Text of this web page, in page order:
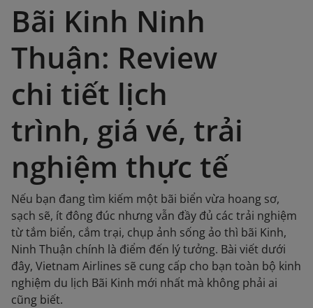
Bãi Kinh Ninh
Thuận: Review
chi tiết lịch
trình, giá vé, trải
nghiệm thực tế
Nếu bạn đang tìm kiếm một bãi biển vừa hoang sơ,
sạch sẽ, ít đông đúc nhưng vẫn đầy đủ các trải nghiệm
từ tắm biển, cắm trại, chụp ảnh sống ảo thì bãi Kinh,
Ninh Thuận chính là điểm đến lý tưởng. Bài viết dưới
đây, Vietnam Airlines sẽ cung cấp cho bạn toàn bộ kinh
nghiệm du lịch Bãi Kinh mới nhất mà không phải ai
cũng biết.